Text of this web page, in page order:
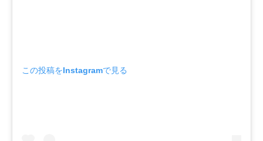
この投稿をInstagramで見る